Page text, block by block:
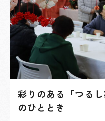
彩りのある「つる
のひととき